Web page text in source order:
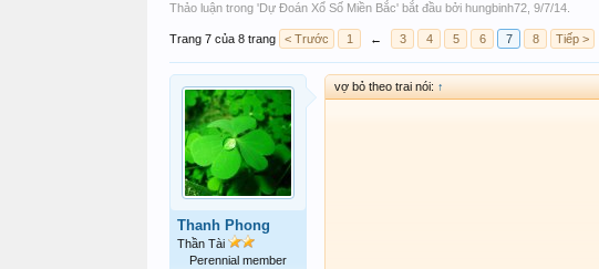
Thảo luận trong 'Dự Đoán Xổ Số Miền Bắc' bắt đầu bởi hungbinh72 9/7/14
Trang 7 của 8 trang < Trước 1 ← 3 4 5 6 7 8 Tiếp >
Thanh Phong
Thần Tài
Perennial member
vợ bỏ theo trai nói: ↑